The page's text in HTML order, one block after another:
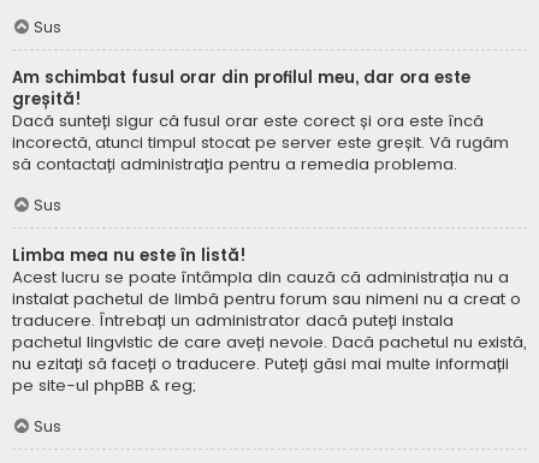
Sus
Am schimbat fusul orar din profilul meu, dar ora este
greșită!
Dacă sunteți sigur că fusul orar este corect și ora este încă
incorectă, atunci timpul stocat pe server este greșit. Vă rugăm
să contactați administrația pentru a remedia problema.
Sus
Limba mea nu este în listă!
Acest lucru se poate întâmpla din cauză că administrația nu a
instalat pachetul de limbă pentru forum sau nimeni nu a creat o
traducere. Întrebați un administrator dacă puteți instala
pachetul lingvistic de care aveți nevoie. Dacă pachetul nu există,
nu ezitați să faceți o traducere. Puteți găsi mai multe informații
pe site-ul phpBB & reg;
Sus